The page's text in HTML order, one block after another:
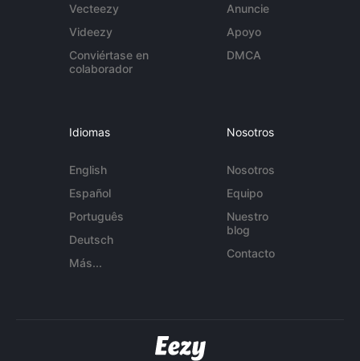
Vecteezy
Videezy
Conviértase en
colaborador
Anuncie
Apoyo
DMCA
Idiomas
English
Español
Português
Deutsch
Más...
Nosotros
Nosotros
Equipo
Nuestro
blog
Contacto